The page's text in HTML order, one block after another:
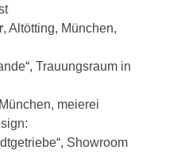
, Altötting, München,
Trauungsraum in
meierei
Showroom